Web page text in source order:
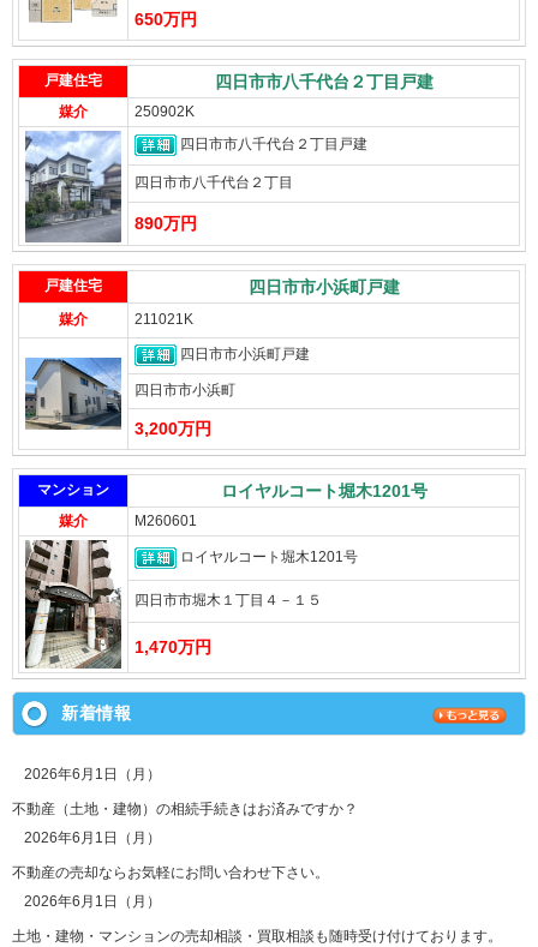
650万円
戸建住宅 四日市市八千代台２丁目戸建
媒介
250902K
四日市市八千代台２丁目戸建
四日市市八千代台２丁目
890万円
戸建住宅 四日市市小浜町戸建
媒介 211021K
四日市市小浜町戸建
四日市市小浜町
3,200万円
マンション ロイヤルコート堀木1201号
媒介 M260601
ロイヤルコート堀木1201号
四日市市堀木１丁目４－１５
1,470万円
新着情報
2026年6月1日（月）
不動産（土地・建物）の相続手続きはお済みですか？
2026年6月1日（月）
不動産の売却ならお気軽にお問い合わせ下さい。
2026年6月1日（月）
土地・建物・マンションの売却相談・買取相談も随時受け付けております。